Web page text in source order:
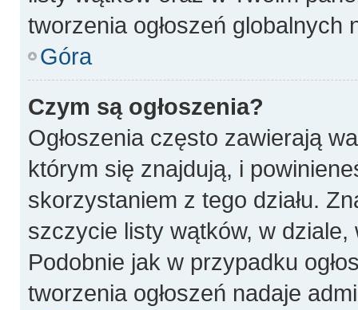
tworzenia ogłoszeń globalnych
Góra
Czym są ogłoszenia?
Ogłoszenia często zawierają
którym się znajdują, i
skorzystaniem z tego działu.
szczycie listy wątków, w
Podobnie jak w przypadku
tworzenia ogłoszeń nadaje